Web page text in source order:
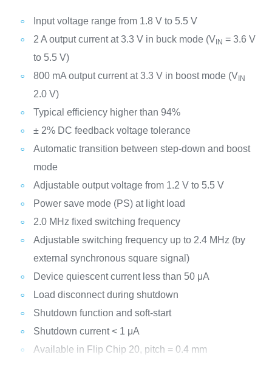
Input voltage range from 1.8 V to 5.5 V
2 A output current at 3.3 V in buck mode (V IN = 3.6 V
to 5.5 V)
800 mA output current at 3.3 V in boost mode (V IN
2.0 V)
Typical efficiency higher than 94%
± 2% DC feedback voltage tolerance
Automatic transition between step-down and boost
mode
Adjustable output voltage from 1.2 V to 5.5 V
Power save mode (PS) at light load
2.0 MHz fixed switching frequency
Adjustable switching frequency up to 2.4 MHz (by
external synchronous square signal)
Device quiescent current less than 50 μA
Load disconnect during shutdown
Shutdown function and soft-start
Shutdown current < 1 μA
Available in Flip Chip 20, pitch = 0.4 mm